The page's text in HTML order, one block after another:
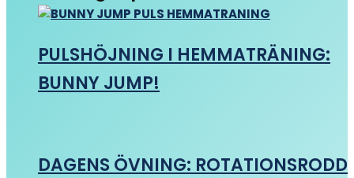
PULSHÖJNING I HEMMATRÄNING:
BUNNY JUMP!
DAGENS ÖVNING: ROTATIONSRODD